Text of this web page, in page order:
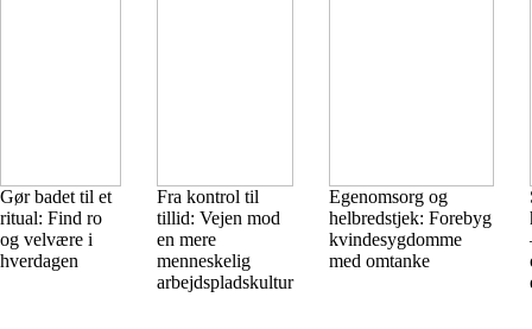
Gør badet til et
ritual: Find ro
og velvære i
hverdagen
Fra kontrol til
tillid: Vejen mod
en mere
menneskelig
arbejdspladskultur
Egenomsorg og
helbredstjek: Forebyg
kvindesygdomme
med omtanke